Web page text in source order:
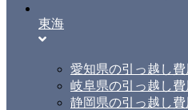
東海
愛知県の引っ越し
岐阜県の引っ越し
静岡県の引っ越し